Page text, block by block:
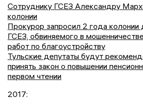
Сотруднику ГСЕЗ Александру
колонии
Прокурор запросил 2 года колонии
ГСЕЗ, обвиняемого в
работ по благоустройству
Тульские депутаты будут
принять закон о повышении
первом чтении
2017: